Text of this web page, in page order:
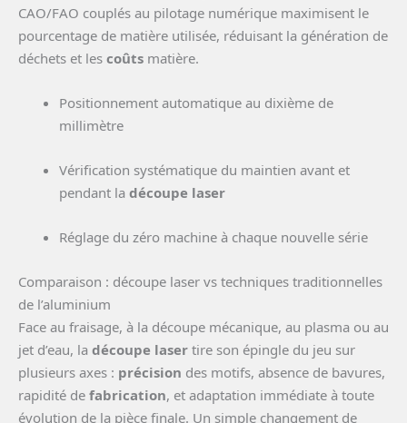
CAO/FAO couplés au pilotage numérique maximisent le
pourcentage de matière utilisée, réduisant la génération de
déchets et les coûts matière.
Positionnement automatique au dixième de
millimètre
Vérification systématique du maintien avant et
pendant la découpe laser
Réglage du zéro machine à chaque nouvelle série
Comparaison : découpe laser vs techniques traditionnelles
de l’aluminium
Face au fraisage, à la découpe mécanique, au plasma ou au
jet d’eau, la découpe laser tire son épingle du jeu sur
plusieurs axes : précision des motifs, absence de bavures,
rapidité de fabrication, et adaptation immédiate à toute
évolution de la pièce finale. Un simple changement de